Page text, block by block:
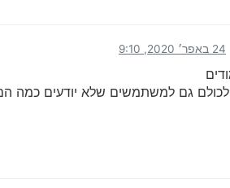
24 באפר׳ 2020, 9:10
לכולם גם למשתמשים שלא יודעים כמה